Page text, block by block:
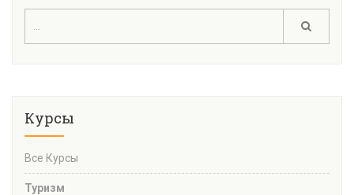
Курсы
Все Курсы
Туризм